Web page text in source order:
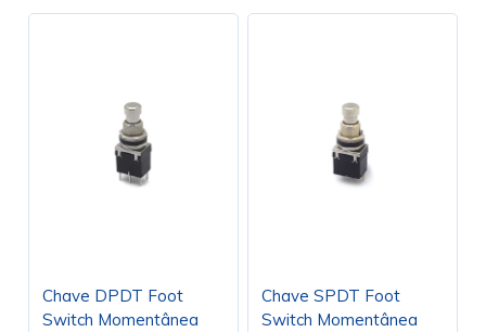
Chave DPDT Foot
Switch Momentânea
Chave SPDT Foot
Switch Momentânea